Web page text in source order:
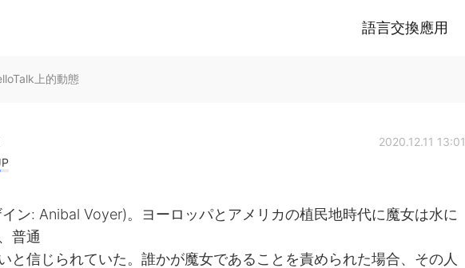
語言交換應用
上的動態
2020.12.11 13:01
ン: Anibal Voyer)。ヨーロッパとアメリカの植民地時代に魔女は水に
普通
と信じられていた。誰かが魔女であることを責められた場合、その人